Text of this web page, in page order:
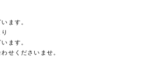
ます。
ます。
せくださいませ。